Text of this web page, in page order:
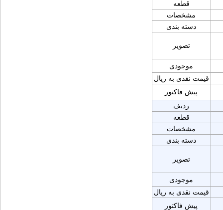
قطعه
مشخصات
دسته بندی
تصویر
موجودی
قیمت نقدی به ریال
پیش فاکتور
ردیف
قطعه
مشخصات
دسته بندی
تصویر
موجودی
قیمت نقدی به ریال
پیش فاکتور